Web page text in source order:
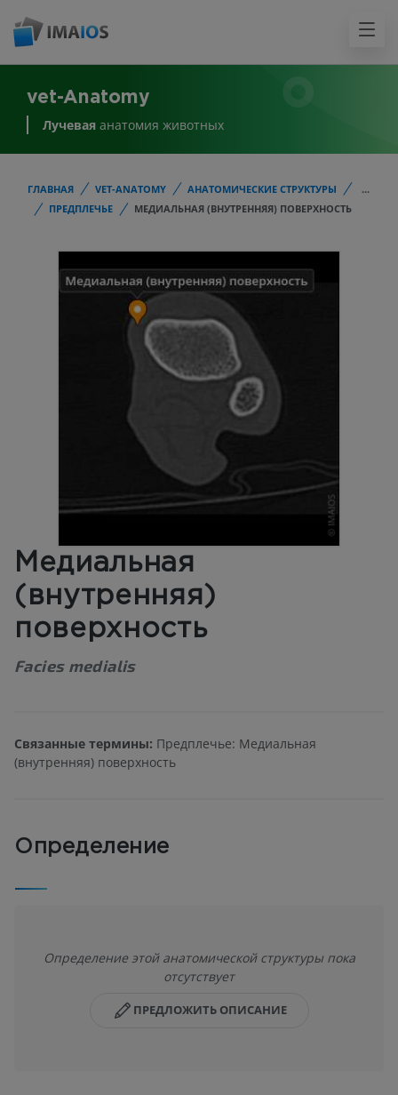
vet-Anatomy
Лучевая анатомия животных
ГЛАВНАЯ VET-ANATOMY АНАТОМИЧЕСКИЕ СТРУКТУРЫ
...
ПРЕДПЛЕЧЬЕ
МЕДИАЛЬНАЯ (ВНУТРЕННЯЯ) ПОВЕРХНОСТЬ
Медиальная
(внутренняя)
поверхность
Facies medialis
Связанные термины: Предплечье: Медиальная
(внутренняя) поверхность
Определение
Определение этой анатомической структуры пока
отсутствует
ПРЕДЛОЖИТЬ ОПИСАНИЕ